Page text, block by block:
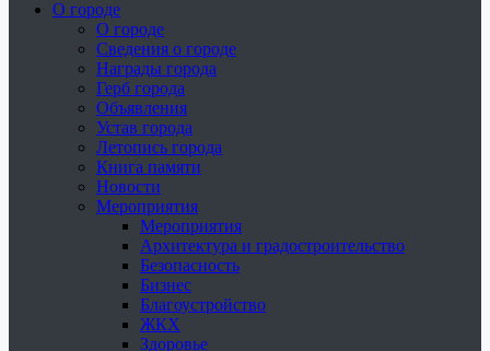
О городе
О городе
Сведения о городе
Награды города
Герб города
Объявления
Устав города
Летопись города
Книга памяти
Новости
Мероприятия
Мероприятия
Архитектура и градостроительство
Безопасность
Бизнес
Благоустройство
ЖКХ
Здоровье